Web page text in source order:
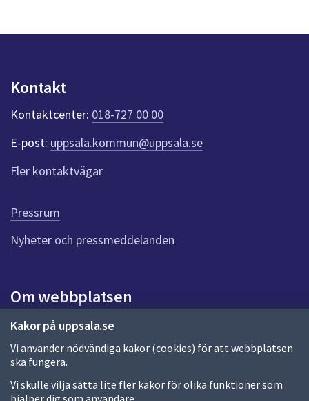
Kakor på uppsala.se
Vi använder nödvändiga kakor (cookies) för att webbplatsen
ska fungera.
Vi skulle vilja sätta lite fler kakor för olika funktioner som
hjälper dig som användare.
n
k
t
e
r
f
ö
r
e
n
n
a
d
a
Kontakt
Kontaktcenter: 018-727 00 00
E-post: uppsala.kommun@uppsala.se
Fler kontaktvägar
Pressrum
Nyheter och pressmeddelanden
Om webbplatsen
Om webbplatsen
Allmänna handlingar och diarium
Behandling av personuppgifter